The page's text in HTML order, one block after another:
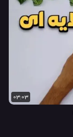
03:03